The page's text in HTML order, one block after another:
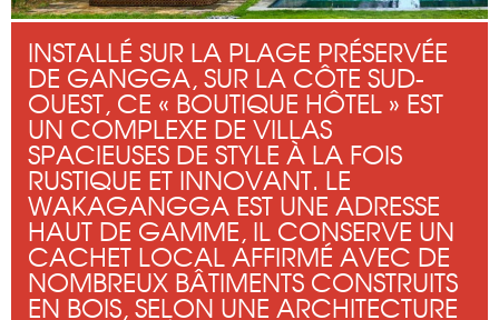
INSTALLÉ SUR LA PLAGE PRÉSERVÉE
DE GANGGA, SUR LA CÔTE SUD-
OUEST, CE « BOUTIQUE HÔTEL » EST
UN COMPLEXE DE VILLAS
SPACIEUSES DE STYLE À LA FOIS
RUSTIQUE ET INNOVANT. LE
WAKAGANGGA EST UNE ADRESSE
HAUT DE GAMME, IL CONSERVE UN
CACHET LOCAL AFFIRMÉ AVEC DE
NOMBREUX BÂTIMENTS CONSTRUITS
EN BOIS, SELON UNE ARCHITECTURE